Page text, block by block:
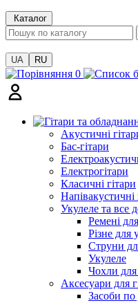
Каталог
UA RU
0
Акустичні
Бас-гітари
Електрогітари
Класичні гітари
Напівакустичні
Укулеле та все
Ремені
Різне для
Струни
Укулеле
Чохли для
Аксесуари для
Засоби по